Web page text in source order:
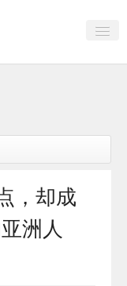
，却成
洲人